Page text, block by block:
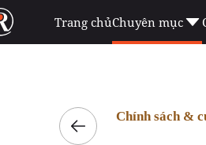
Trang chủChuyên mục
Chính sách &